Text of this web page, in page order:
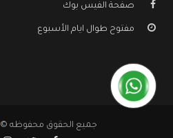
صفحة الفيس بوك
مفتوح طوال ايام الأسبوع
جميع الحقوق محفوظه ©